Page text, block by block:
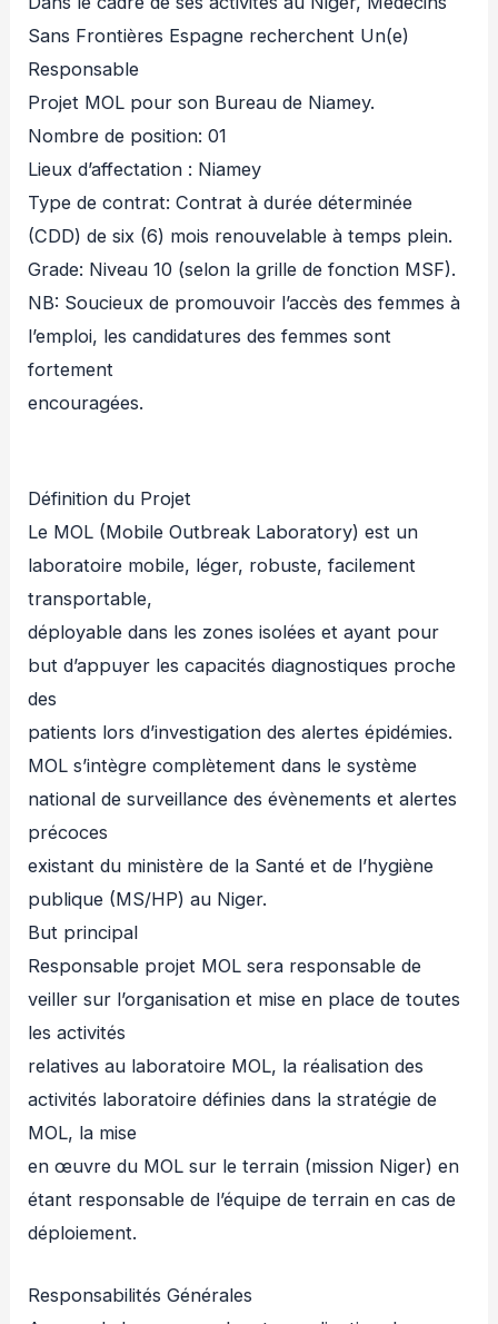
Sans Frontières Espagne recherchent Un(e)
Responsable
Projet MOL pour son Bureau de Niamey.
Nombre de position: 01
Lieux d’affectation : Niamey
Type de contrat: Contrat à durée déterminée
(CDD) de six (6) mois renouvelable à temps plein.
Grade: Niveau 10 (selon la grille de fonction MSF).
NB: Soucieux de promouvoir l’accès des femmes à
l’emploi, les candidatures des femmes sont
fortement
encouragées.
Définition du Projet
Le MOL (Mobile Outbreak Laboratory) est un
laboratoire mobile, léger, robuste, facilement
transportable,
déployable dans les zones isolées et ayant pour
but d’appuyer les capacités diagnostiques proche
des
patients lors d’investigation des alertes épidémies.
MOL s’intègre complètement dans le système
national de surveillance des évènements et alertes
précoces
existant du ministère de la Santé et de l’hygiène
publique (MS/HP) au Niger.
But principal
Responsable projet MOL sera responsable de
veiller sur l’organisation et mise en place de toutes
les activités
relatives au laboratoire MOL, la réalisation des
activités laboratoire définies dans la stratégie de
MOL, la mise
en œuvre du MOL sur le terrain (mission Niger) en
étant responsable de l’équipe de terrain en cas de
déploiement.
Responsabilités Générales